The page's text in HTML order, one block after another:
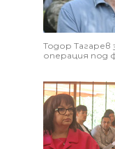
Тодор Тагарев
операция под